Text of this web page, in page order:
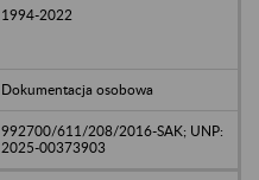
1994-2022
Dokumentacja osobowa
992700/611/208/2016-SAK; UNP:
2025-00373903